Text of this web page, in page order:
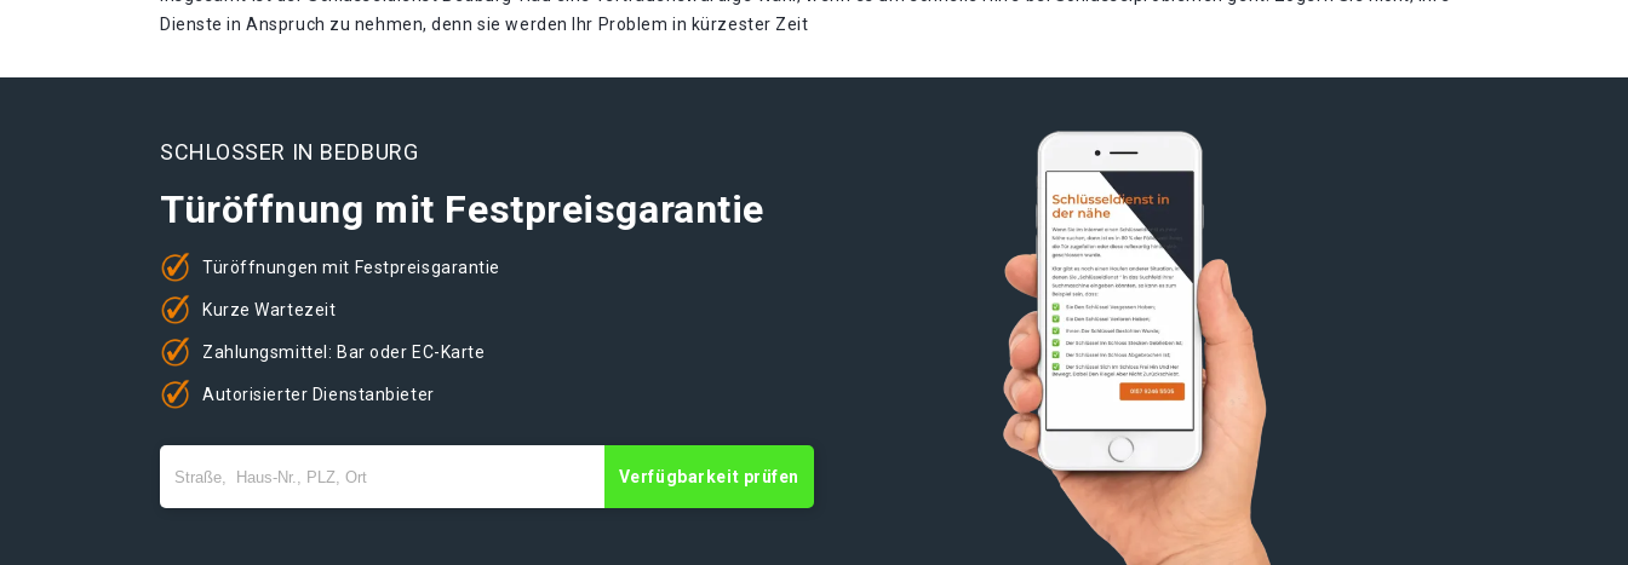
Dienste in Anspruch zu nehmen, denn sie werden Ihr Problem in kürzester Zeit
SCHLOSSER IN BEDBURG
Türöffnung mit Festpreisgarantie
Türöffnungen mit Festpreisgarantie
Kurze Wartezeit
Zahlungsmittel: Bar oder EC-Karte
Autorisierter Dienstanbieter
Verfügbarkeit prüfen